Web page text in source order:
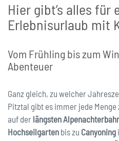
Hier gibt’s alles für
Erlebnisurlaub mit
Vom Frühling bis zum
Abenteuer
Ganz gleich, zu welcher
Pitztal gibt es immer jede
auf der längsten
Hochseilgarten bis zu Canyoning